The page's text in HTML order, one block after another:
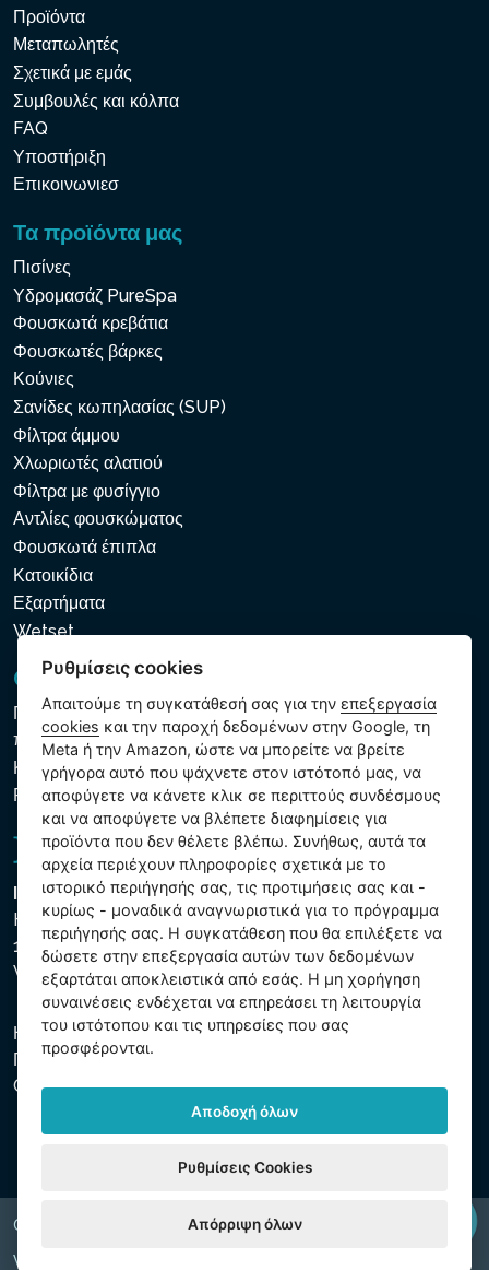
Προϊόντα
Μεταπωλητές
Σχετικά με εμάς
Συμβουλές και κόλπα
FAQ
Υποστήριξη
Επικοινωνιεσ
Τα προϊόντα μας
Πισίνες
Υδρομασάζ PureSpa
Φουσκωτά κρεβάτια
Φουσκωτές βάρκες
Κούνιες
Σανίδες κωπηλασίας (SUP)
Φίλτρα άμμου
Χλωριωτές αλατιού
Φίλτρα με φυσίγγιο
Αντλίες φουσκώματος
Φουσκωτά έπιπλα
Κατοικίδια
Εξαρτήματα
Wetset
GDPR και Cookies
Πολιτική προστασίας προσωπικών και λοιπών δεδομένων
που υποβάλλονται σε επεξεργασία
Κανόνες χρήσης των αρχείων cookie
Ρυθμίσεις cookies
Intex Trading, s.r.o.
Hradecká 2526/3
130 00 Praha 3
Vinohrady - Česká republika
Η εταιρεία είναι εγγεγραμμένη στο Δημοτικό Δικαστήριο της
Πράγας, μέρος C, αύξ. αριθ. 74759. ΑΜΕ 26150808, ΑΦΜ
CZ26150808.
Copyright © 2026 INTEX TRADING s.r.o. All rights reserved.
Web by
Ρυθμίσεις cookies
Απαιτούμε τη συγκατάθεσή σας για τηνεπεξεργασία
cookies και την παροχή δεδομένων στην Google, τη
Meta ή την Amazon, ώστε να μπορείτε να βρείτε
γρήγορα αυτό που ψάχνετε στον ιστότοπό μας, να
αποφύγετε να κάνετε κλικ σε περιττούς συνδέσμους
και να αποφύγετε να βλέπετε διαφημίσεις για
προϊόντα που δεν θέλετε βλέπω. Συνήθως, αυτά τα
αρχεία περιέχουν πληροφορίες σχετικά με το
ιστορικό περιήγησής σας, τις προτιμήσεις σας και -
κυρίως - μοναδικά αναγνωριστικά για το πρόγραμμα
περιήγησής σας. Η συγκατάθεση που θα επιλέξετε να
δώσετε στην επεξεργασία αυτών των δεδομένων
εξαρτάται αποκλειστικά από εσάς. Η μη χορήγηση
συναινέσεις ενδέχεται να επηρεάσει τη λειτουργία
του ιστότοπου και τις υπηρεσίες που σας
προσφέρονται.
Αποδοχή όλων
Ρυθμίσεις Cookies
Απόρριψη όλων